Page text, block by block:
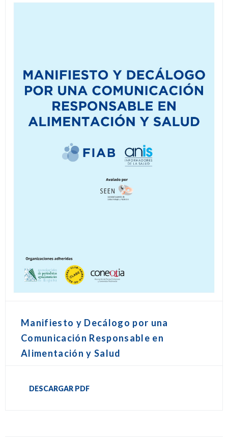
Manifiesto y Decálogo por una
Comunicación Responsable en
Alimentación y Salud
DESCARGAR PDF